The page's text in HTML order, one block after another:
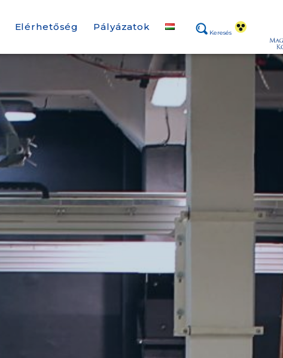
Keresés
Elérhetőség Pályázatok